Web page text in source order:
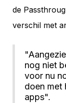
de
verschil met
nog niet
voor nu
doen met
apps".